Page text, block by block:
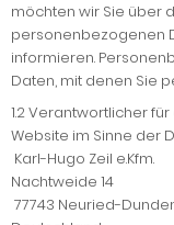
möchten wir Sie über
personenbezogenen
informieren.
Daten, mit denen Sie
1.2Verantwortlicher
Website im Sinne der
Karl-Hugo Zeil e.Kfm.
Nachtweide 14
77743 Neuried-